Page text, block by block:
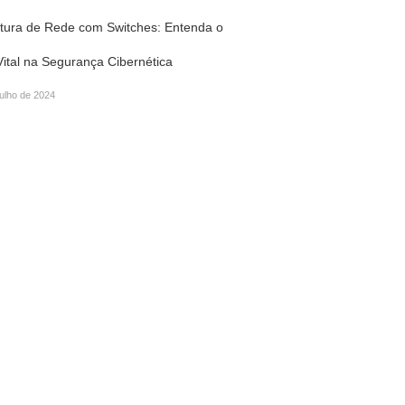
de Rede com Switches: Entenda o
na Segurança Cibernética
de 2024